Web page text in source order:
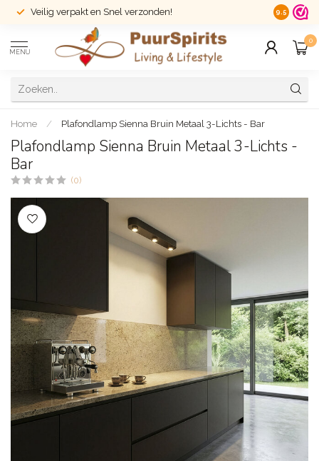
Veilig verpakt en Snel verzonden! 14 dagen
9.5
MENU
0
Home / Plafondlamp Sienna Bruin Metaal 3-Lichts - Bar
Plafondlamp Sienna Bruin Metaal 3-Lichts -
Bar
(0)